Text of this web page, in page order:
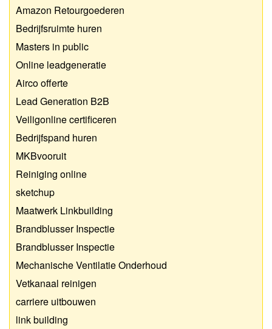
Amazon Retourgoederen
Bedrijfsruimte huren
Masters in public
Online leadgeneratie
Airco offerte
Lead Generation B2B
Veiligonline certificeren
Bedrijfspand huren
MKBvooruit
Reiniging online
sketchup
Maatwerk Linkbuilding
Brandblusser Inspectie
Brandblusser Inspectie
Mechanische Ventilatie Onderhoud
Vetkanaal reinigen
carriere uitbouwen
link building